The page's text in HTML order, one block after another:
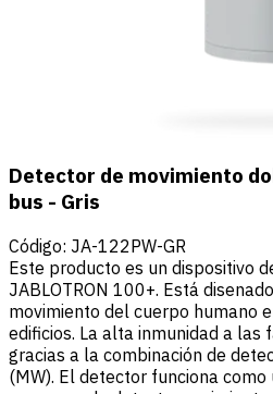
Detector de movimiento
bus - Gris
Código: JA-122PW-GR
Este producto es un dispositivo
JABLOTRON 100+. Está
movimiento del cuerpo humano
edificios. La alta inmunidad a
gracias a la combinación de
(MW). El detector funciona